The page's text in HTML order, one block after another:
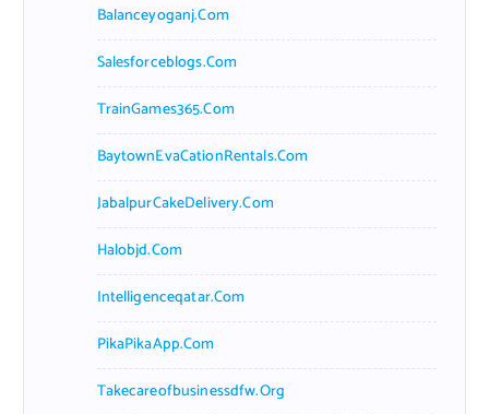
Balanceyoganj.com
Salesforceblogs.com
TrainGames365.com
BaytownEvaCationRentals.com
JabalpurCakeDelivery.com
Halobjd.com
Intelligenceqatar.com
PikaPikaApp.com
Takecareofbusinessdfw.org